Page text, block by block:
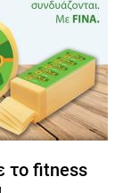
το fitness